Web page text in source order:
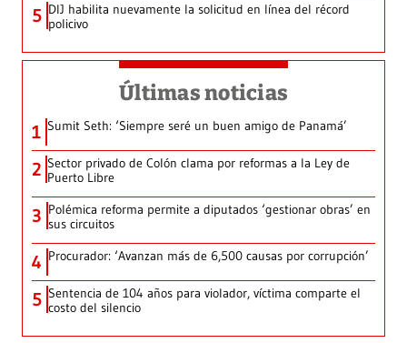
5 DIJ habilita nuevamente la solicitud en línea del récord
policivo
Últimas noticias
1 Sumit Seth: ‘Siempre seré un buen amigo de Panamá’
2 Sector privado de Colón clama por reformas a la Ley de
Puerto Libre
3 Polémica reforma permite a diputados ‘gestionar obras’ en
sus circuitos
4 Procurador: ‘Avanzan más de 6,500 causas por corrupción’
5 Sentencia de 104 años para violador, víctima comparte el
costo del silencio